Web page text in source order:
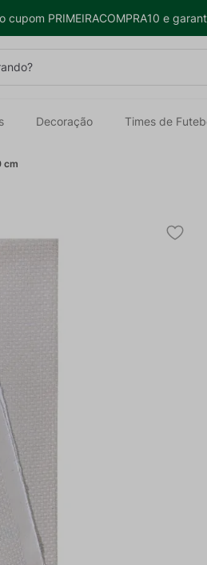
cupom PRIMEIRACOMPRA10 e
Decoração Times de
cm